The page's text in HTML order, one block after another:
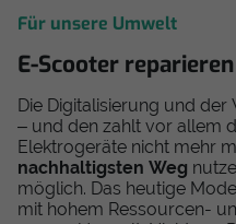
Für unsere Umwelt
E-Scooter
Die Digitalisierung und der
– und den zahlt vor allem
Elektrogeräte nicht mehr
nachhaltigsten Weg
möglich. Das heutige
mit hohem Ressourcen-